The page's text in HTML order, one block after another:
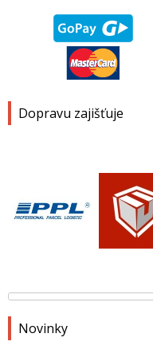
Dopravu zajišťuje
Novinky